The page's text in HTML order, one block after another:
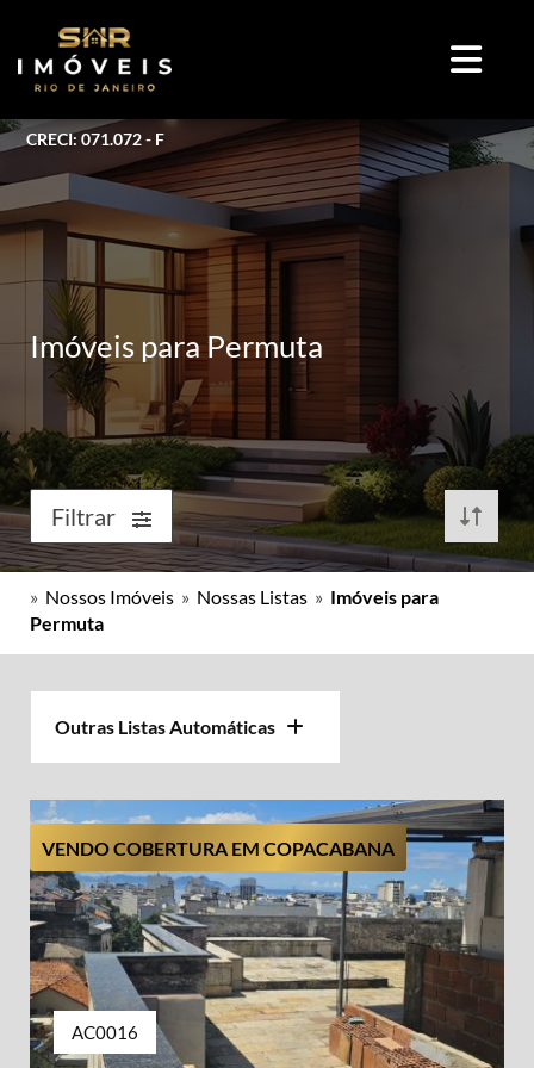
CRECI: 071.072 - F
Imóveis para Permuta
Filtrar
» Nossos Imóveis » Nossas Listas » Imóveis para
Permuta
Outras Listas Automáticas
VENDO COBERTURA EM COPACABANA
AC0016